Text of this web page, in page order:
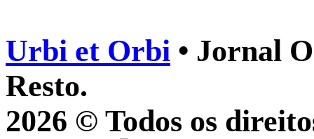
Urbi et Orbi • Jornal
Resto.
2026 © Todos os